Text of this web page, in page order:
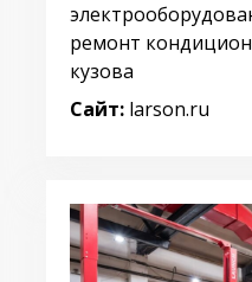
ремонт
кузова
Сайт: larson.ru